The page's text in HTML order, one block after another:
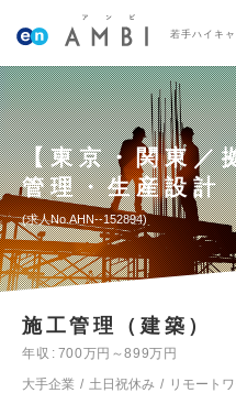
若手ハイキ
【東京・関東／
管理・生産設計
求人No.AHN--152894
施工管理（建築）
年収
700万円～899万円
大手企業
土日祝休み リモート